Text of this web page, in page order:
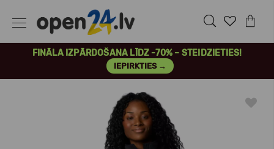
FINĀLA IZPĀRDOŠANA LĪDZ -70% – STEIDZIETIES!
IEPIRKTIES →